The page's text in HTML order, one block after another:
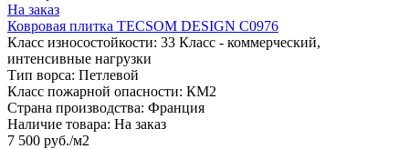
На заказ
Ковровая плитка TECSOM DESIGN C0976
Класс износостойкости: 33 Класс - коммерческий,
интенсивные нагрузки
Тип ворса: Петлевой
Класс пожарной опасности: КМ2
Страна производства: Франция
Наличие товара: На заказ
7 500 руб./м2